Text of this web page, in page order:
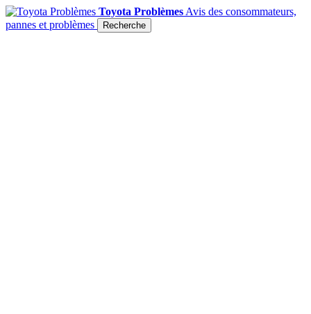
Toyota Problèmes Avis des consommateurs,
pannes et problèmes
Recherche